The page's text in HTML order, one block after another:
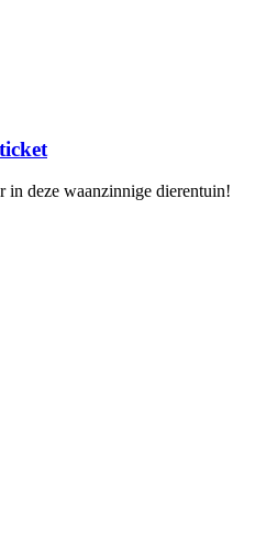
in deze waanzinnige dierentuin!